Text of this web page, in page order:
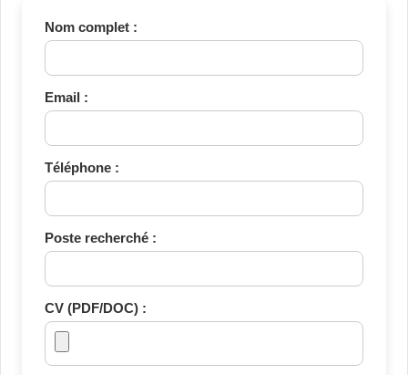
Nom complet :
Email :
Téléphone :
Poste recherché :
CV (PDF/DOC) :